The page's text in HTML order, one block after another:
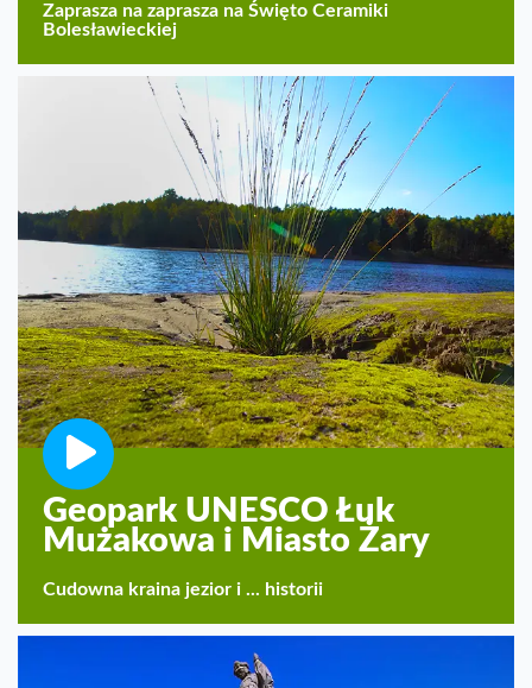
Zaprasza na zaprasza na Święto Ceramiki
Bolesławieckiej
Geopark UNESCO Łuk
Mużakowa i Miasto Żary
Cudowna kraina jezior i ... historii